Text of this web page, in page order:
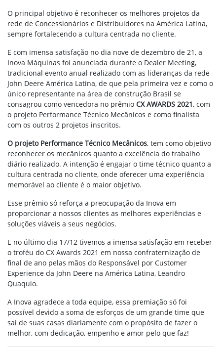
O principal objetivo é reconhecer os melhores projetos da
rede de Concessionários e Distribuidores na América Latina,
sempre fortalecendo a cultura centrada no cliente.
E com imensa satisfação no dia nove de dezembro de 21, a
Inova Máquinas foi anunciada durante o Dealer Meeting,
tradicional evento anual realizado com as lideranças da rede
John Deere América Latina, de que pela primeira vez e como o
único representante na área de construção Brasil se
consagrou como vencedora no prêmio CX AWARDS 2021, com
o projeto Performance Técnico Mecânicos e como finalista
com os outros 2 projetos inscritos.
O projeto Performance Técnico Mecânicos, tem como objetivo
reconhecer os mecânicos quanto a excelência do trabalho
diário realizado. A intenção é engajar o time técnico quanto a
cultura centrada no cliente, onde oferecer uma experiência
memorável ao cliente é o maior objetivo.
Esse prêmio só reforça a preocupação da Inova em
proporcionar a nossos clientes as melhores experiências e
soluções viáveis a seus negócios.
E no último dia 17/12 tivemos a imensa satisfação em receber
o troféu do CX Awards 2021 em nossa confraternização de
final de ano pelas mãos do Responsável por Customer
Experience da John Deere na América Latina, Leandro
Quaquio.
A Inova agradece a toda equipe, essa premiação só foi
possível devido a soma de esforços de um grande time que
sai de suas casas diariamente com o propósito de fazer o
melhor, com dedicação, empenho e amor pelo que faz!